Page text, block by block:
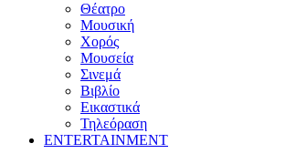
Θέατρο
Μουσική
Χορός
Μουσεία
Σινεμά
Βιβλίο
Εικαστικά
Τηλεόραση
ENTERTAINMENT